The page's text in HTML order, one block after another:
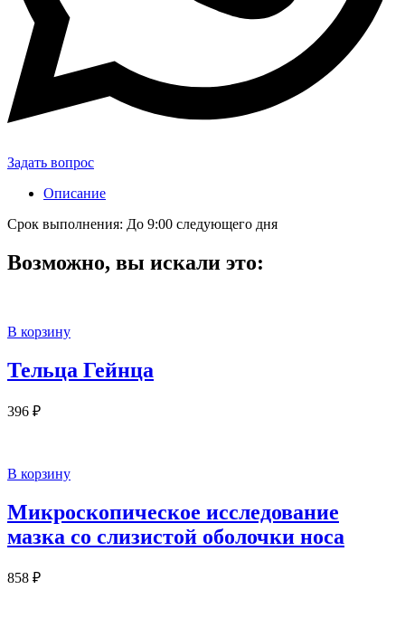
Задать вопрос
Описание
Срок выполнения: До 9:00 следующего дня
Возможно, вы искали это:
В корзину
Тельца Гейнца
396 ₽
В корзину
Микроскопическое исследование
мазка со слизистой оболочки носа
858 ₽